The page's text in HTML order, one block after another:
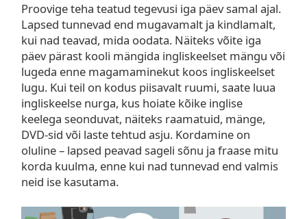
Proovige teha teatud tegevusi iga päev samal ajal.
Lapsed tunnevad end mugavamalt ja kindlamalt,
kui nad teavad, mida oodata. Näiteks võite iga
päev pärast kooli mängida ingliskeelset mängu või
lugeda enne magamaminekut koos ingliskeelset
lugu. Kui teil on kodus piisavalt ruumi, saate luua
ingliskeelse nurga, kus hoiate kõike inglise
keelega seonduvat, näiteks raamatuid, mänge,
DVD-sid või laste tehtud asju. Kordamine on
oluline – lapsed peavad sageli sõnu ja fraase mitu
korda kuulma, enne kui nad tunnevad end valmis
neid ise kasutama.